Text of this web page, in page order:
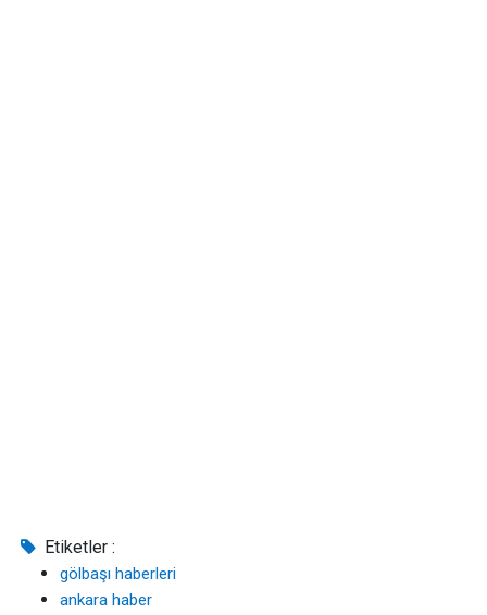
Etiketler :
gölbaşı haberleri
ankara haber